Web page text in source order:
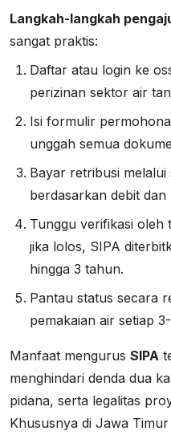
Langkah-langkah
sangat praktis:
Daftar atau login ke
perizinan sektor air
Isi formulir
unggah semua
Bayar retribusi
berdasarkan debit
Tunggu verifikasi oleh
jika lolos, SIPA
hingga 3 tahun.
Pantau status secara
pemakaian air setiap
Manfaat mengurus SIPA
menghindari denda dua
pidana, serta legalitas
Khususnya di Jawa